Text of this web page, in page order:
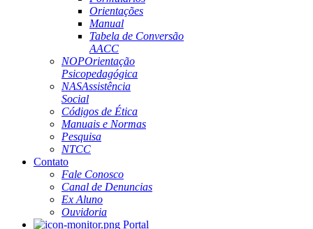
Orientações
Manual
Tabela de Conversão
AACC
NOPOrientação
Psicopedagógica
NASAssistência
Social
Códigos de Ética
Manuais e Normas
Pesquisa
NTCC
Contato
Fale Conosco
Canal de Denuncias
Ex Aluno
Ouvidoria
Portal